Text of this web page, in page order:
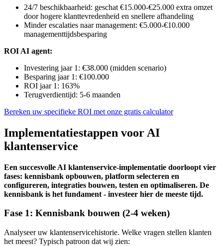
24/7 beschikbaarheid: geschat €15.000-€25.000 extra omzet
door hogere klanttevredenheid en snellere afhandeling
Minder escalaties naar management: €5.000-€10.000
managementtijdsbesparing
ROI AI agent:
Investering jaar 1: €38.000 (midden scenario)
Besparing jaar 1: €100.000
ROI jaar 1: 163%
Terugverdientijd: 5-6 maanden
Bereken uw specifieke ROI met onze gratis calculator
Implementatiestappen voor AI
klantenservice
Een succesvolle AI klantenservice-implementatie doorloopt vier
fases: kennisbank opbouwen, platform selecteren en
configureren, integraties bouwen, testen en optimaliseren. De
kennisbank is het fundament - investeer hier de meeste tijd.
Fase 1: Kennisbank bouwen (2-4 weken)
Analyseer uw klantenservicehistorie. Welke vragen stellen klanten
het meest? Typisch patroon dat wij zien: